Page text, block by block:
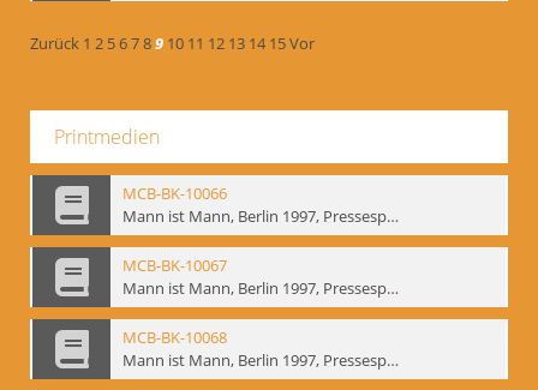
Zurück 1 2 56789 10 11 12 13 14 15Vor
Printmedien
MCB-BK-10066
Mann ist Mann, Berlin 1997, Pressespiegel - interne Signatur: BM-prt-262-14
MCB-BK-10067
Mann ist Mann, Berlin 1997, Pressespiegel - interne Signatur: BM-prt-262-15
MCB-BK-10068
Mann ist Mann, Berlin 1997, Pressespiegel - interne Signatur: BM-prt-262-16